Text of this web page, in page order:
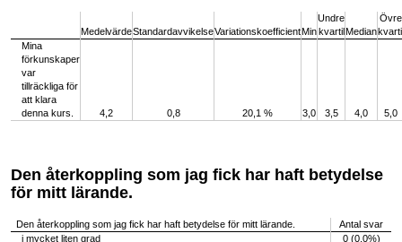
MedelvärdeStandardavvikelseVariationskoefficientMin
Undre
kvartilMedian
Övre
Mina
förkunskaper
var
tillräckliga för
att klara
denna kurs.
4,2 0,8 20,1 % 3,0 3,5 4,0 5,0
Den återkoppling som jag fick har haft betydelse
för mitt lärande.
Den återkoppling som jag fick har haft betydelse för mitt lärande.
Antal svar
i mycket liten grad
0 (0,0%)